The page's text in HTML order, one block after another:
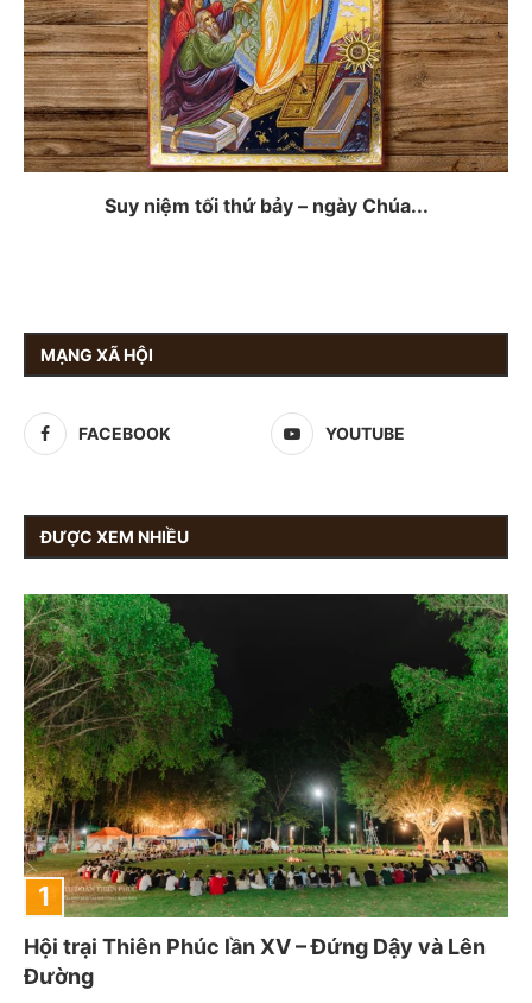
Suy niệm tối thứ bảy – ngày Chúa...
MẠNG XÃ HỘI
FACEBOOK YOUTUBE
ĐƯỢC XEM NHIỀU
Hội trại Thiên Phúc lần XV – Đứng Dậy và Lên
Đường